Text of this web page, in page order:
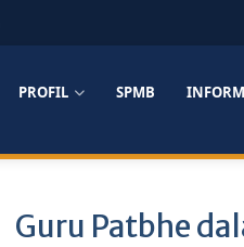
PROFIL SPMB
Guru Patbhe